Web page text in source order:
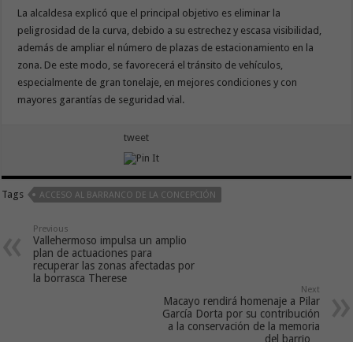
La alcaldesa explicó que el principal objetivo es eliminar la
peligrosidad de la curva, debido a su estrechez y escasa visibilidad,
además de ampliar el número de plazas de estacionamiento en la
zona. De este modo, se favorecerá el tránsito de vehículos,
especialmente de gran tonelaje, en mejores condiciones y con
mayores garantías de seguridad vial.
tweet
Tags ACCESO AL BARRANCO DE LA CONCEPCIÓN
Previous
Vallehermoso impulsa un amplio
plan de actuaciones para
recuperar las zonas afectadas por
la borrasca Therese
Next
Macayo rendirá homenaje a Pilar
García Dorta por su contribución
a la conservación de la memoria
del barrio